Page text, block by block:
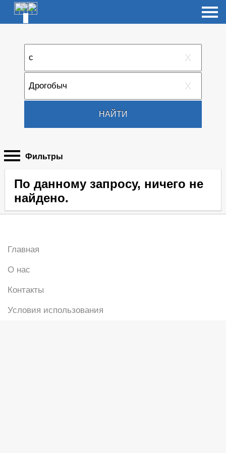
X
X
НАЙТИ
Фильтры
По данному запросу, ничего не
найдено.
Главная
О нас
Контакты
Условия использования